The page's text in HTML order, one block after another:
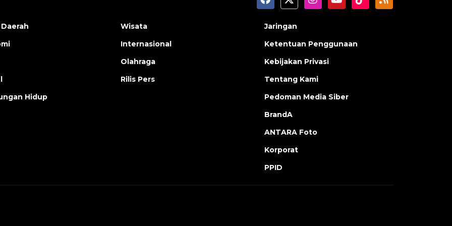
Hidup
Wisata
Internasional
Olahraga
Rilis Pers
Jaringan
Ketentuan Penggunaan
Kebijakan Privasi
Tentang Kami
Pedoman Media Siber
BrandA
ANTARA Foto
Korporat
PPID